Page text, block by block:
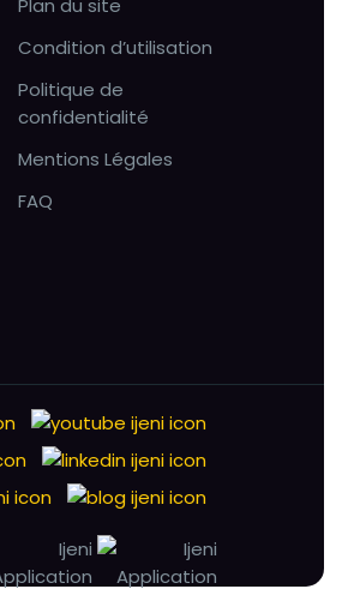
Plan du site
Condition d’utilisation
Politique de
confidentialité
Mentions Légales
FAQ